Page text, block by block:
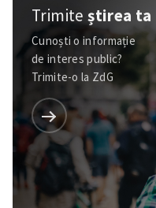
Trimiteștirea ta
Cunoști o informație
de interes public?
Trimite-o la ZdG